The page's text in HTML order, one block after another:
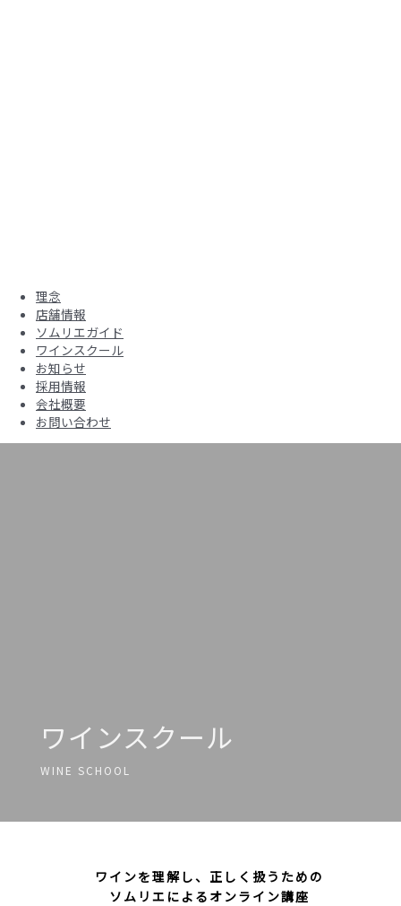
理念
店舗情報
ソムリエガイド
ワインスクール
お知らせ
採用情報
会社概要
お問い合わせ
ワインスクール
WINE SCHOOL
ワインを理解し、正しく扱うための
ソムリエによるオンライン講座